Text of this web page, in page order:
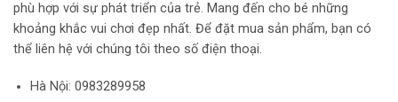
phù hợp với sự phát triển của trẻ. Mang đến cho bé những
khoảng khắc vui chơi đẹp nhất. Để đặt mua sản phẩm, bạn có
thể liên hệ với chúng tôi theo số điện thoại.
Hà Nội: 0983289958